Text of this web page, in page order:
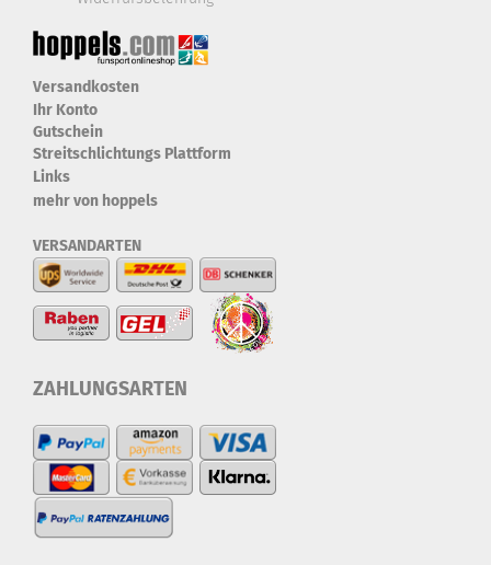
Versandkosten
Ihr Konto
Gutschein
Streitschlichtungs Plattform
Links
mehr von hoppels
VERSANDARTEN
ZAHLUNGSARTEN